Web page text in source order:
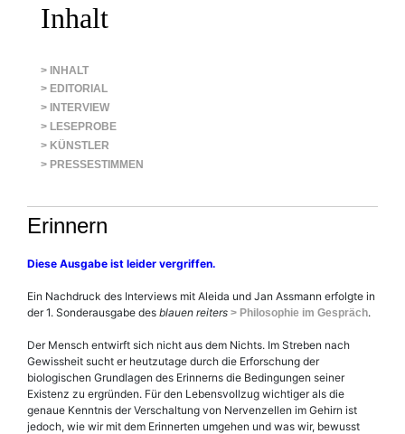
Inhalt
> INHALT
> EDITORIAL
> INTERVIEW
> LESEPROBE
> KÜNSTLER
> PRESSESTIMMEN
Erinnern
Diese Ausgabe ist leider vergriffen.
Ein Nachdruck des Interviews mit Aleida und Jan Assmann erfolgte in
der 1. Sonderausgabe des blauen reiters > Philosophie im Gespräch.
Der Mensch entwirft sich nicht aus dem Nichts. Im Streben nach
Gewissheit sucht er heutzutage durch die Erforschung der
biologischen Grundlagen des Erinnerns die Bedingungen seiner
Existenz zu ergründen. Für den Lebensvollzug wichtiger als die
genaue Kenntnis der Verschaltung von Nervenzellen im Gehirn ist
jedoch, wie wir mit dem Erinnerten umgehen und was wir, bewusst